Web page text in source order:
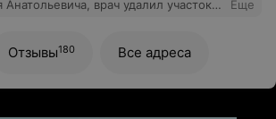
врач удалил участок
в клинику, меня вежливо
намекнули, что я идиот и там
Очень не приятно, буду
Здравоохранения - пусть
Еще
Отзывы180 Все адреса